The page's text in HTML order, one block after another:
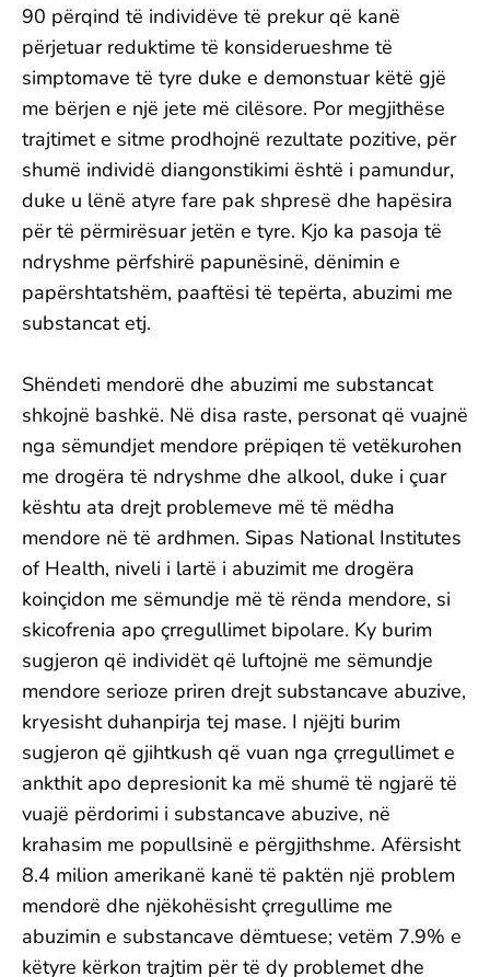
90 përqind të individëve të prekur që kanë
përjetuar reduktime të konsiderueshme të
simptomave të tyre duke e demonstuar këtë gjë
me bërjen e një jete më cilësore. Por megjithëse
trajtimet e sitme prodhojnë rezultate pozitive, për
shumë individë diangonstikimi është i pamundur,
duke u lënë atyre fare pak shpresë dhe hapësira
për të përmirësuar jetën e tyre. Kjo ka pasoja të
ndryshme përfshirë papunësinë, dënimin e
papërshtatshëm, paaftësi të tepërta, abuzimi me
substancat etj.
Shëndeti mendorë dhe abuzimi me substancat
shkojnë bashkë. Në disa raste, personat që vuajnë
nga sëmundjet mendore prëpiqen të vetëkurohen
me drogëra të ndryshme dhe alkool, duke i çuar
kështu ata drejt problemeve më të mëdha
mendore në të ardhmen. Sipas National Institutes
of Health, niveli i lartë i abuzimit me drogëra
koinçidon me sëmundje më të rënda mendore, si
skicofrenia apo çrregullimet bipolare. Ky burim
sugjeron që individët që luftojnë me sëmundje
mendore serioze priren drejt substancave abuzive,
kryesisht duhanpirja tej mase. I njëjti burim
sugjeron që gjihtkush që vuan nga çrregullimet e
ankthit apo depresionit ka më shumë të ngjarë të
vuajë përdorimi i substancave abuzive, në
krahasim me popullsinë e përgjithshme. Afërsisht
8.4 milion amerikanë kanë të paktën një problem
mendorë dhe njëkohësisht çrregullime me
abuzimin e substancave dëmtuese; vetëm 7.9% e
këtyre kërkon trajtim për të dy problemet dhe